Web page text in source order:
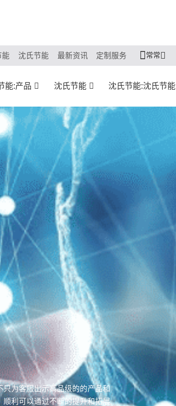
能 沈氏节能 最新资讯 定制服务 常常
能:产品 沈氏节能 沈氏节能:沈氏节能
为客服出示高品级的的产品和
顺利可以通过不断的提升和拓展